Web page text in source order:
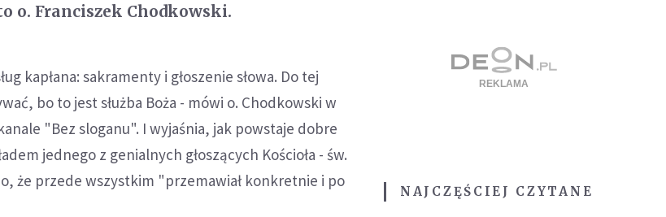
o. Franciszek Chodkowski.
kapłana: sakramenty i głoszenie słowa. Do tej
bo to jest służba Boża - mówi o. Chodkowski w
"Bez sloganu". I wyjaśnia, jak powstaje dobre
jednego z genialnych głoszących Kościoła - św.
że przede wszystkim "przemawiał konkretnie i po
NAJCZĘŚCIEJ CZYTANE